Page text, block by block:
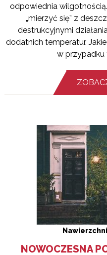
odpowiednia
„mierzyć się” z
destrukcyjnymi
dodatnich temperatur.
w przypadku
NOWOCZESNA